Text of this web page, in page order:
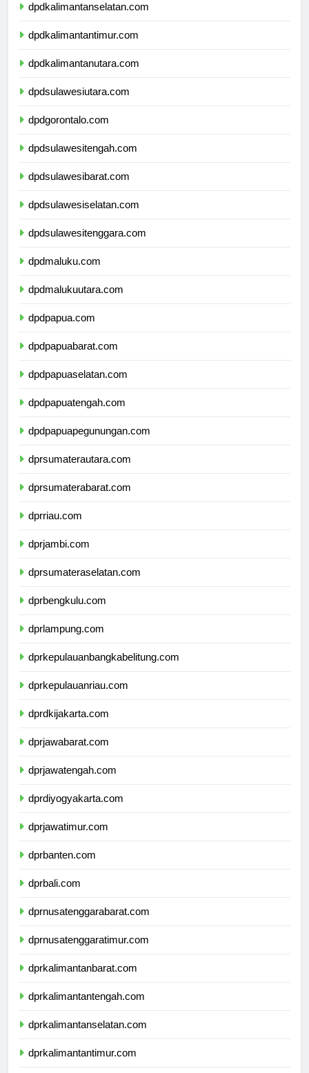
dpdkalimantanselatan.com
dpdkalimantantimur.com
dpdkalimantanutara.com
dpdsulawesiutara.com
dpdgorontalo.com
dpdsulawesitengah.com
dpdsulawesibarat.com
dpdsulawesiselatan.com
dpdsulawesitenggara.com
dpdmaluku.com
dpdmalukuutara.com
dpdpapua.com
dpdpapuabarat.com
dpdpapuaselatan.com
dpdpapuatengah.com
dpdpapuapegunungan.com
dprsumaterautara.com
dprsumaterabarat.com
dprriau.com
dprjambi.com
dprsumateraselatan.com
dprbengkulu.com
dprlampung.com
dprkepulauanbangkabelitung.com
dprkepulauanriau.com
dprdkijakarta.com
dprjawabarat.com
dprjawatengah.com
dprdiyogyakarta.com
dprjawatimur.com
dprbanten.com
dprbali.com
dprnusatenggarabarat.com
dprnusatenggaratimur.com
dprkalimantanbarat.com
dprkalimantantengah.com
dprkalimantanselatan.com
dprkalimantantimur.com